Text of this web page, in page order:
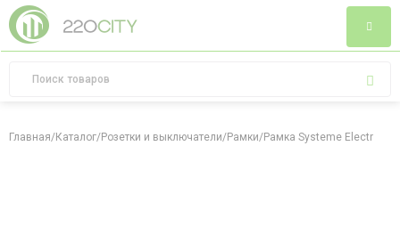
Главная/Каталог/Розетки и выключатели/Рамки/Рамка Systeme Electric